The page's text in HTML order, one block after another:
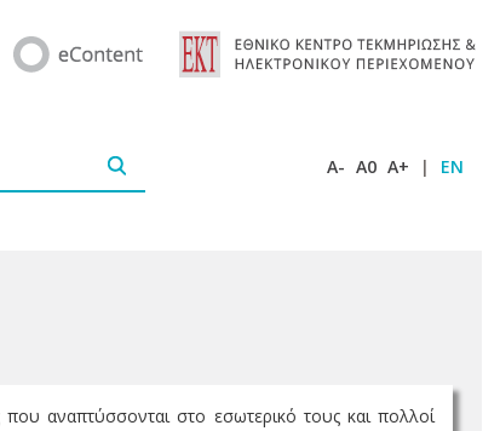
A- A0 A+ | EN
που αναπτύσσονται στο εσωτερικό τους και πολλοί